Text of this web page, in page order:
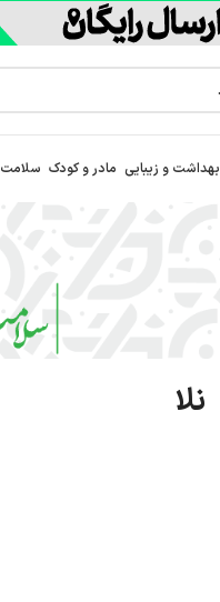
بهداشت و زیبایی مادر و کودک سلامت
نلا